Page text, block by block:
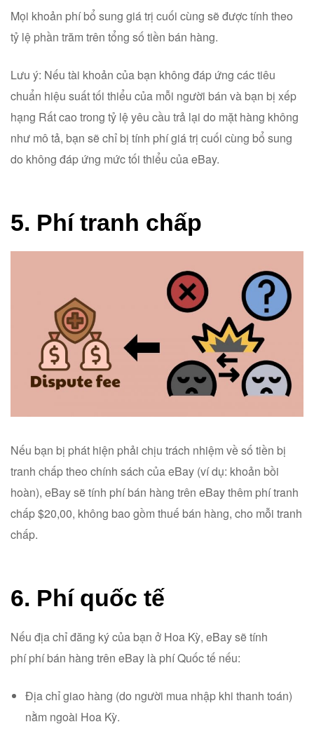
Mọi khoản phí bổ sung giá trị cuối cùng sẽ được tính theo
tỷ lệ phần trăm trên tổng số tiền bán hàng.
Lưu ý: Nếu tài khoản của bạn không đáp ứng các tiêu
chuẩn hiệu suất tối thiểu của mỗi người bán và bạn bị xếp
hạng Rất cao trong tỷ lệ yêu cầu trả lại do mặt hàng không
như mô tả, bạn sẽ chỉ bị tính phí giá trị cuối cùng bổ sung
do không đáp ứng mức tối thiểu của eBay.
5. Phí tranh chấp
Nếu bạn bị phát hiện phải chịu trách nhiệm về số tiền bị
tranh chấp theo chính sách của eBay (ví dụ: khoản bồi
hoàn), eBay sẽ tính phí bán hàng trên eBay thêm phí tranh
chấp $20,00, không bao gồm thuế bán hàng, cho mỗi tranh
chấp.
6. Phí quốc tế
Nếu địa chỉ đăng ký của bạn ở Hoa Kỳ, eBay sẽ tính
phí phí bán hàng trên eBay là phí Quốc tế nếu:
Địa chỉ giao hàng (do người mua nhập khi thanh toán)
nằm ngoài Hoa Kỳ.